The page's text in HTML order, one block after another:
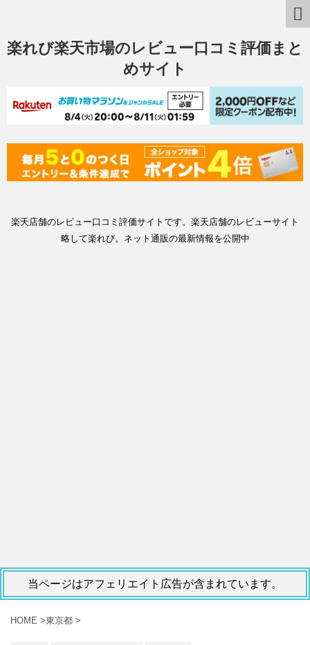
楽れび楽天市場のレビュー口コミ評価まと
めサイト
楽天店舗のレビュー口コミ評価サイトです。楽天店舗のレビューサイト
略して楽れび。ネット通販の最新情報を公開中
当ページはアフェリエイト広告が含まれています。
HOME >東京都 >